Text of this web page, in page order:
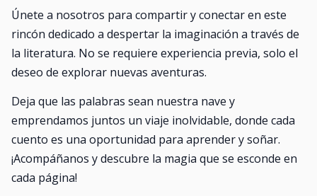
Únete a nosotros para compartir y conectar en este
rincón dedicado a despertar la imaginación a través de
la literatura. No se requiere experiencia previa, solo el
deseo de explorar nuevas aventuras.
Deja que las palabras sean nuestra nave y
emprendamos juntos un viaje inolvidable, donde cada
cuento es una oportunidad para aprender y soñar.
¡Acompáñanos y descubre la magia que se esconde en
cada página!